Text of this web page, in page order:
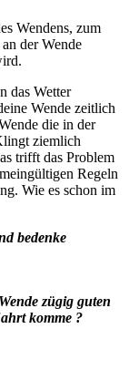
Wendens, zum
der Wende
das Wetter
Wende zeitlich
die in der
ziemlich
trifft das Problem
Regeln
Wie es schon im
bedenke
zügig guten
komme ?